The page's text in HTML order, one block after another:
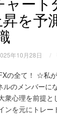
昇を
年10月28日 /
の全て！ ☆私
のメンバーに
衆心理を前提と
ンを元にトレー